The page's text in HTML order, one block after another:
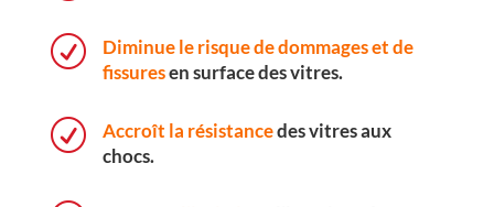
R
Diminue le risque de dommages et de
fissuresen surface des vitres.
R Accroît la résistancedes vitres aux
chocs.